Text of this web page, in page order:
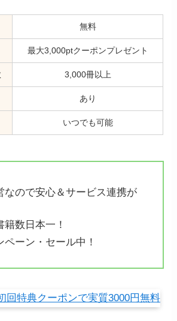
無料
最大3,000ptクーポンプレゼント
3,000冊以上
あり
いつでも可能
なので安心＆サービス連携が
籍数日本一！
ペーン・セール中！